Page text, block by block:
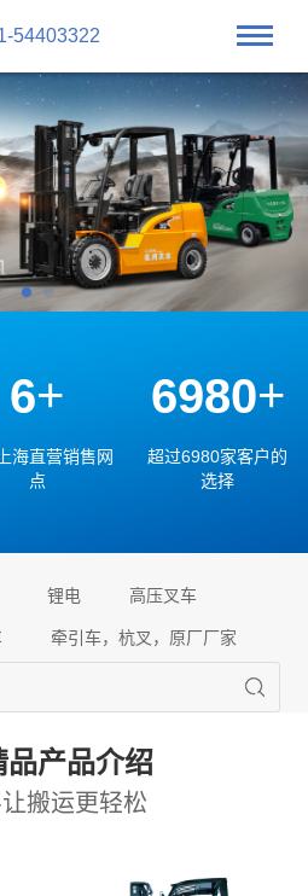
54403322
6+
海直营销售网
点
6980+
超过6980家客户的
选择
锂电 高压叉车
牵引车，杭叉，原厂厂家
品产品介绍
搬运更轻松